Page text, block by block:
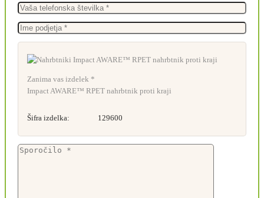
Zanima vas izdelek *
Impact AWARE™ RPET nahrbtnik proti kraji
Šifra izdelka: 129600